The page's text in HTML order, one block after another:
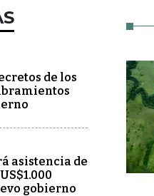
de los
asistencia de
gobierno